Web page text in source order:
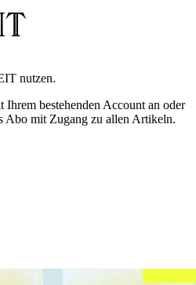
nutzen.
Ihrem bestehenden Account an oder
Abo mit Zugang zu allen Artikeln.